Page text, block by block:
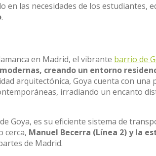
en las necesidades de los estudiantes,
.
en Madrid, el vibrante barrio de
creando un entorno
arquitectónica, Goya cuenta con
irradiando un encanto
Goya, es su eficiente sistema de
cerca, Manuel Becerra (Línea 2) y la
de Madrid.